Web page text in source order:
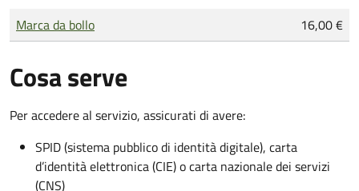
Tipo di pagamento
Importo
Marca da bollo 16,00 €
Cosa serve
Per accedere al servizio, assicurati di avere:
SPID (sistema pubblico di identità digitale), carta
d’identità elettronica (CIE) o carta nazionale dei servizi
(CNS)